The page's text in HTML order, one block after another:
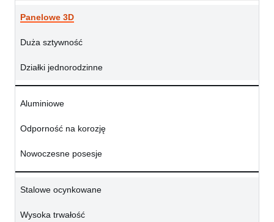
Panelowe 3D
Duża sztywność
Działki jednorodzinne
Aluminiowe
Odporność na korozję
Nowoczesne posesje
Stalowe ocynkowane
Wysoka trwałość